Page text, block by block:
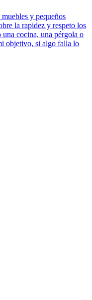
y pequeños
la rapidez y respeto los
una cocina, una pérgola o
objetivo, si algo falla lo